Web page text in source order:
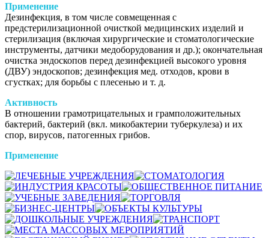
Применение
Дезинфекция, в том числе совмещенная с
предстерилизационной очисткой медицинских изделий и
стерилизация (включая хирургические и стоматологические
инструменты, датчики медоборудования и др.); окончательная
очистка эндоскопов перед дезинфекцией высокого уровня
(ДВУ) эндоскопов; дезинфекция мед. отходов, крови в
сгустках; для борьбы с плесенью и т. д.
Активность
В отношении грамотрицательных и грамположительных
бактерий, бактерий (вкл. микобактерии туберкулеза) и их
спор, вирусов, патогенных грибов.
Применение